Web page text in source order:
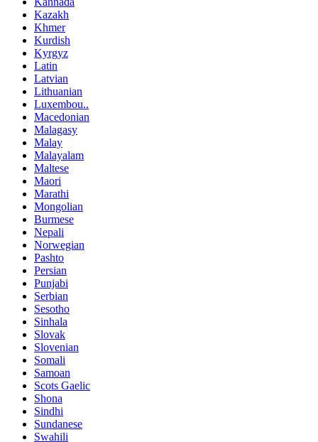
Kazakh
Khmer
Kurdish
Kyrgyz
Latin
Latvian
Lithuanian
Luxembou..
Macedonian
Malagasy
Malay
Malayalam
Maltese
Maori
Marathi
Mongolian
Burmese
Nepali
Norwegian
Pashto
Persian
Punjabi
Serbian
Sesotho
Sinhala
Slovak
Slovenian
Somali
Samoan
Scots Gaelic
Shona
Sindhi
Sundanese
Swahili